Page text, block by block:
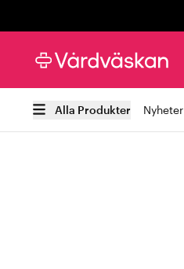
Alla Produkter Nyheter